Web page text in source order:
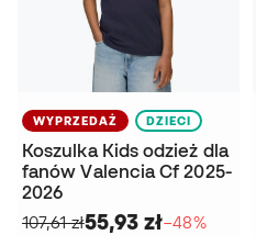
WYPRZEDAŻ DZIECI
Koszulka Kids odzież dla
fanów Valencia Cf 2025-
2026
107,61 zł55,93 zł−48%